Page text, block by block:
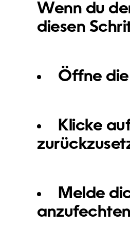
Wenn du
diesen
Öffne
Klicke
Melde